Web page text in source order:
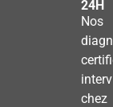
24H
Nos
chez